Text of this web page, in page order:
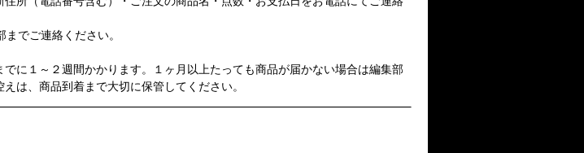
でご連絡ください。
に１～２週間かかります。１ヶ月以上たっても商品が届かない場合は編集部
は、商品到着まで大切に保管してください。